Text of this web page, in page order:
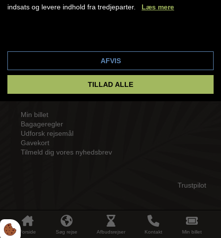
Om Amisol Travel
Genveje
Min billet
Bagageregler
Udforsk rejsemål
Gavekort
Tilmeld dig vores nyhedsbrev
Trustpilot
2026 Amisol Travel
Forside Søg rejse Afbudsrejser Kontakt Min billet
indsats og levere indhold fra tredjeparter. Læs mere
AFVIS
TILLAD ALLE